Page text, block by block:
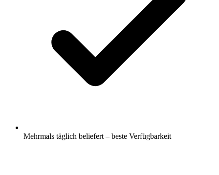
Mehrmals täglich beliefert – beste Verfügbarkeit